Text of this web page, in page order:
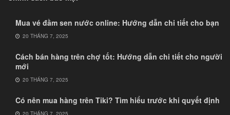
Mua vé đầm sen nước online: Hướng dẫn chi tiết cho bạn
20 THÁNG 7, 2025
Cách bán hàng trên chợ tốt: Hướng dẫn chi tiết cho người
mới
20 THÁNG 7, 2025
Có nên mua hàng trên Tiki? Tìm hiểu trước khi quyết định
20 THÁNG 7, 2025